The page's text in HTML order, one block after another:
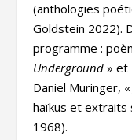
(anthologies
Goldstein 2022).
programme :
Underground » et
Daniel Muringer,
haïkus et extraits
1968).